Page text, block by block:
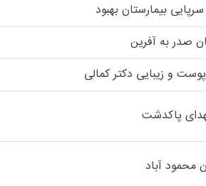
بیمارستان بهبود
صدر به آفرین
و زیبایی دکتر کمالی
پاکدشت
محمود آباد